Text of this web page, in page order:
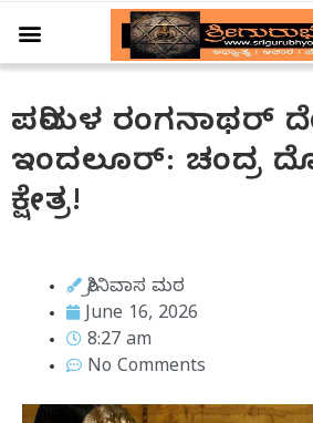
ಪರಿಮಳ ರಂಗನಾಥರ್
ಇಂದಲೂರ್: ಚಂದ್ರ
ಕ್ಷೇತ್ರ!
ಶ್ರೀನಿವಾಸ ಮಠ
June 16, 2026
8:27 am
No Comments